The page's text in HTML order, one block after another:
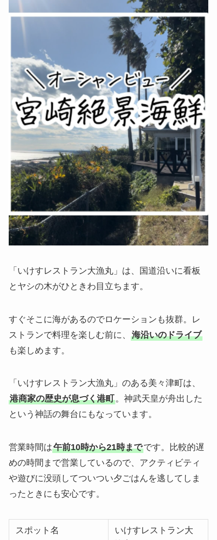
「いけすレストラン大漁丸」は、国道沿いに看板
とヤシの木がひときわ目立ちます。
すぐそこに海があるのでロケーションも抜群。レ
ストランで料理を楽しむ前に、 海沿いのドライブ
も楽しめます。
「いけすレストラン大漁丸」のある美々津町は、
港商家の歴史が息づく港町。神武天皇が舟出した
という神話の舞台にもなっています。
営業時間は午前10時から21時までです。比較的遅
めの時間まで営業しているので、アクティビティ
や遊びに没頭してついつい夕ごはんを逃してしま
ったときにも安心です。
スポット名
いけすレストラン大